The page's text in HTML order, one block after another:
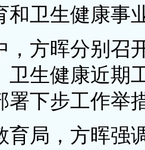
和卫生健康事
方晖分别召
卫生健康近期
署下步工作举
局，方晖强